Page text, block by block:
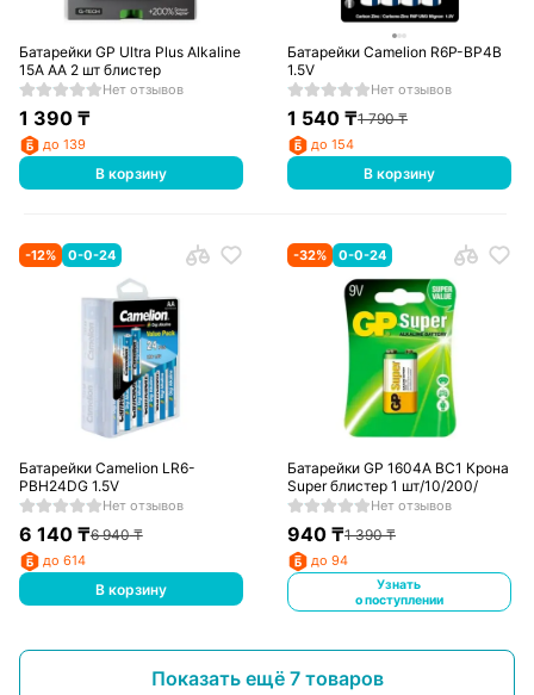
Батарейки GP Ultra Plus Alkaline
15A AA 2 шт блистер
Нет отзывов
1 390₸
до 139
В корзину
Батарейки Camelion R6P-BP4B
1.5V
Нет отзывов
1 540 ₸1 790₸
до 154
В корзину
-12% 0-0-24
Батарейки Camelion LR6-
PBH24DG 1.5V
Нет отзывов
6 140₸6 940₸
до 614
В корзину
-32% 0-0-24
Батарейки GP 1604A BC1 Крона
Super блистер 1 шт/10/200/
Нет отзывов
940 ₸1 390₸
до 94
Узнать
о поступлении
Показать ещё 7 товаров